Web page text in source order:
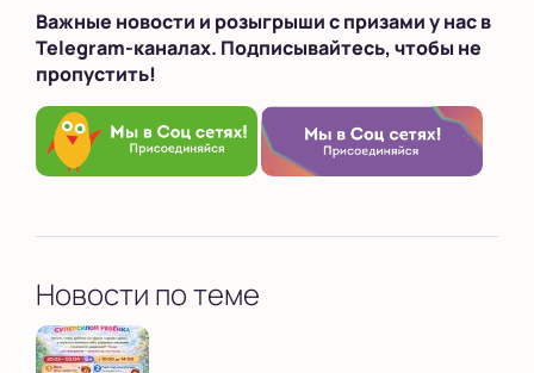
Важные новости и розыгрыши с призами у нас в
Telegram-каналах. Подписывайтесь, чтобы не
пропустить!
Новости по теме